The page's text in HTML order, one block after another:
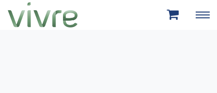
Aller au menu principal
Aller au contenu principal